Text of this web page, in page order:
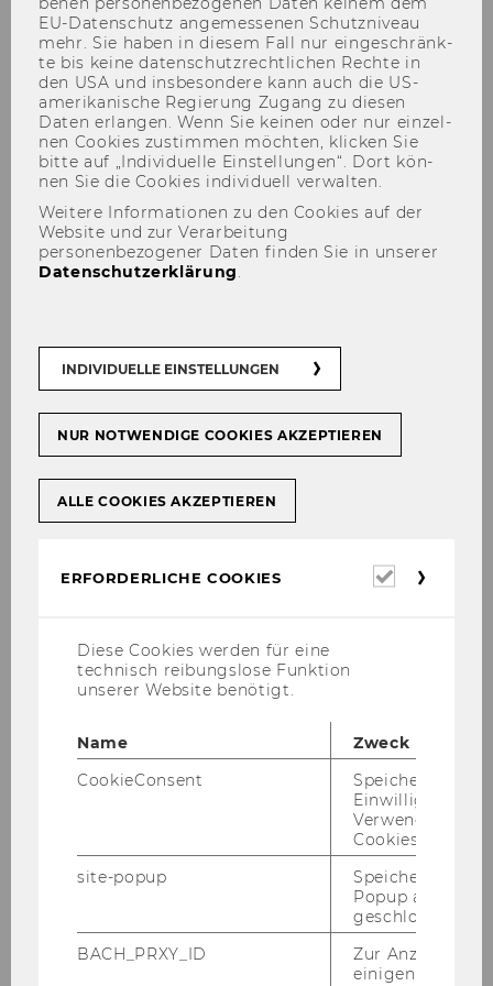
David Bodingbauer
Univ.-Ass. Mag. David
Universitätsassistent prae doc
david.bodingbauer@wu.ac.at
Aus­bil­dung und Be­rufs­er­fah­
rung
Tä­tig­keits­schwer­punk­te und
EU-​Datenschutz an­ge­mes­se­nen Schutz­ni­veau
mehr. Sie haben in die­sem Fall nur ein­ge­schränk­
te bis keine da­ten­schutz­recht­li­chen Rech­te in
den USA und ins­be­son­de­re kann auch die US-​
amerikanische Re­gie­rung Zu­gang zu die­sen
Daten er­lan­gen. Wenn Sie kei­nen oder nur ein­zel­
nen Coo­kies zu­stim­men möch­ten, kli­cken Sie
bitte auf „In­di­vi­du­el­le Ein­stel­lun­gen“. Dort kön­
nen Sie die Coo­kies in­di­vi­du­ell ver­wal­ten.
Weitere Informationen zu den Cookies auf der
Website und zur Verarbeitung
personenbezogener Daten finden Sie in unserer
Datenschutzerklärung.
INDIVIDUELLE EINSTELLUNGEN
NUR NOTWENDIGE COOKIES AKZEPTIEREN
ALLE COOKIES AKZEPTIEREN
ERFORDERLICHE COOKIES
Diese Cookies werden für eine
technisch reibungslose Funktion
unserer Website benötigt.
Name
Zweck
CookieConsent
Speichert Ihre
Einwilligung zur
Verwendung von
Cookies.
site-popup
Speichert ob ein
Popup
geschlossen
BACH_PRXY_ID
Zur Anzeige von
einigen WU-